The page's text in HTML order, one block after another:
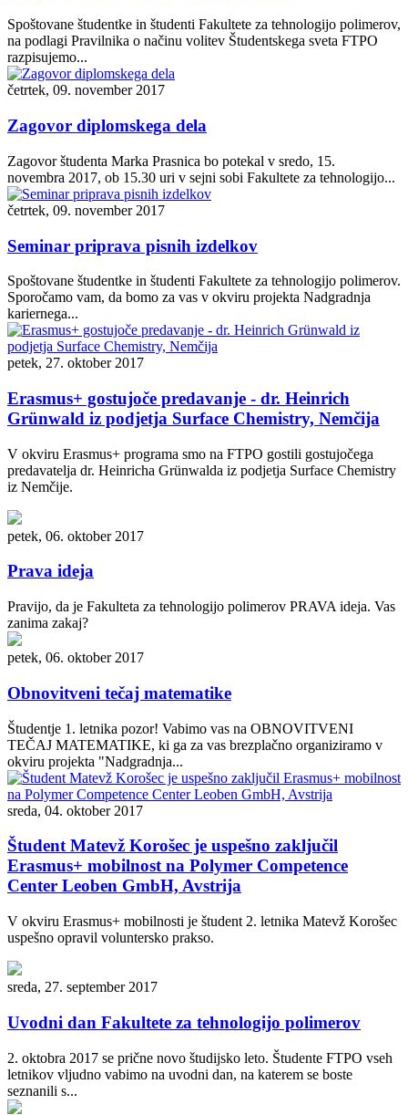
Spoštovane študentke in študenti Fakultete za tehnologijo polimerov,
na podlagi Pravilnika o načinu volitev Študentskega sveta FTPO
razpisujemo...
četrtek, 09. november 2017
Zagovor diplomskega dela
Zagovor študenta Marka Prasnica bo potekal v sredo, 15.
novembra 2017, ob 15.30 uri v sejni sobi Fakultete za tehnologijo...
četrtek, 09. november 2017
Seminar priprava pisnih izdelkov
Spoštovane študentke in študenti Fakultete za tehnologijo polimerov.
Sporočamo vam, da bomo za vas v okviru projekta Nadgradnja
kariernega...
petek, 27. oktober 2017
Erasmus+ gostujoče predavanje - dr. Heinrich
Grünwald iz podjetja Surface Chemistry, Nemčija
V okviru Erasmus+ programa smo na FTPO gostili gostujočega
predavatelja dr. Heinricha Grünwalda iz podjetja Surface Chemistry
iz Nemčije.
petek, 06. oktober 2017
Prava ideja
Pravijo, da je Fakulteta za tehnologijo polimerov PRAVA ideja. Vas
zanima zakaj?
petek, 06. oktober 2017
Obnovitveni tečaj matematike
Študentje 1. letnika pozor! Vabimo vas na OBNOVITVENI
TEČAJ MATEMATIKE, ki ga za vas brezplačno organiziramo v
okviru projekta "Nadgradnja...
sreda, 04. oktober 2017
Študent Matevž Korošec je uspešno zaključil
Erasmus+ mobilnost na Polymer Competence
Center Leoben GmbH, Avstrija
V okviru Erasmus+ mobilnosti je študent 2. letnika Matevž Korošec
uspešno opravil voluntersko prakso.
sreda, 27. september 2017
Uvodni dan Fakultete za tehnologijo polimerov
2. oktobra 2017 se prične novo študijsko leto. Študente FTPO vseh
letnikov vljudno vabimo na uvodni dan, na katerem se boste
seznanili s...